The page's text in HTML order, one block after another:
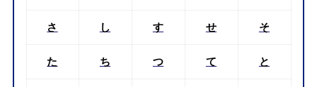
さ し す せ そ
た ち つ て と